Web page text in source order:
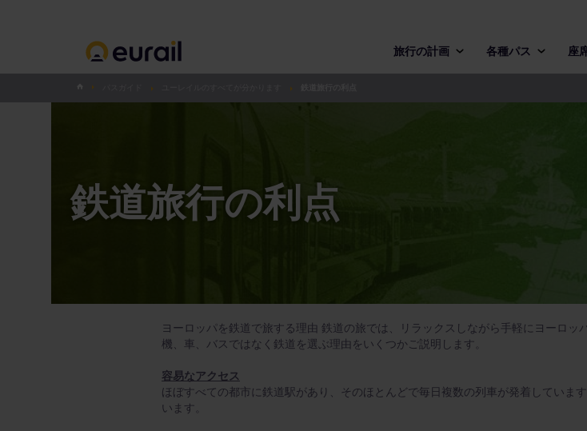
旅行の計画 各種パス 座
鉄道旅行の利点
ヨーロッパを鉄道で旅する理由 鉄道の旅では、リラックスしながら手軽にヨーロ
機、車、バスではなく鉄道を選ぶ理由をいくつかご説明します。
容易なアクセス
ほぼすべての都市に鉄道駅があり、そのほとんどで毎日複数の列車が発着していま
います。